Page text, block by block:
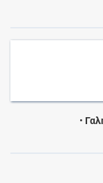
•